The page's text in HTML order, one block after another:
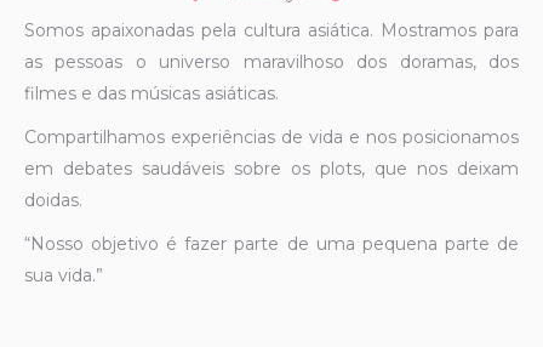
Somos apaixonadas pela cultura asiática. Mostramos para
as pessoas o universo maravilhoso dos doramas, dos
filmes e das músicas asiáticas.
Compartilhamos experiências de vida e nos posicionamos
em debates saudáveis sobre os plots, que nos deixam
doidas.
“Nosso objetivo é fazer parte de uma pequena parte de
sua vida.”